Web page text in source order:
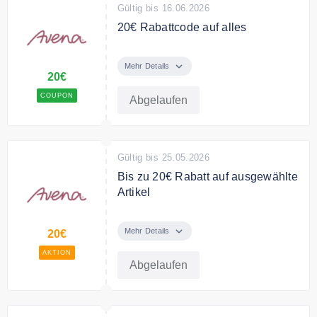
20€
COUPON
Gültig bis 16.06.2026
20€ Rabattcode auf alles
Rabatt ab einem Bestellwert von
Bestellwert von 150 € | 20 €
Bedingungen
Nicht kombinierbar.
Mehr Details
Abgelaufen
20€
AKTION
Gültig bis 25.05.2026
Bis zu 20€ Rabatt auf ausgewählte
Artikel
jetzt bis zu 20 € sparen!
Auf ausgewählte Artikel
Mehr Details
Abgelaufen